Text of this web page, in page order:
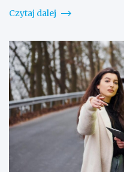
Czytaj dalej